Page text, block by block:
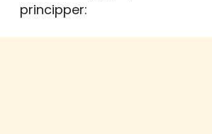
principper: